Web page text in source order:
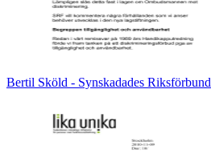
Bertil Sköld - Synskadades Riksförbund